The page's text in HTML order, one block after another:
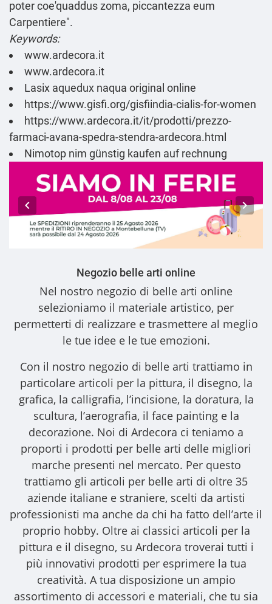
poter coe'quaddus zoma, piccantezza eum
Carpentiere".
Keywords:
www.ardecora.it
www.ardecora.it
Lasix aquedux naqua original online
https://www.gisfi.org/gisfiindia-cialis-for-women
https://www.ardecora.it/it/prodotti/prezzo-
farmaci-avana-spedra-stendra-ardecora.html
Nimotop nim günstig kaufen auf rechnung
Negozio belle arti online
Nel nostro negozio di belle arti online
selezioniamo il materiale artistico, per
permetterti di realizzare e trasmettere al meglio
le tue idee e le tue emozioni.
Con il nostro negozio di belle arti trattiamo in
particolare articoli per la pittura, il disegno, la
grafica, la calligrafia, l’incisione, la doratura, la
scultura, l’aerografia, il face painting e la
decorazione. Noi di Ardecora ci teniamo a
proporti i prodotti per belle arti delle migliori
marche presenti nel mercato. Per questo
trattiamo gli articoli per belle arti di oltre 35
aziende italiane e straniere, scelti da artisti
professionisti ma anche da chi ha fatto dell’arte il
proprio hobby. Oltre ai classici articoli per la
pittura e il disegno, su Ardecora troverai tutti i
più innovativi prodotti per esprimere la tua
creatività. A tua disposizione un ampio
assortimento di accessori e materiali, che tu sia